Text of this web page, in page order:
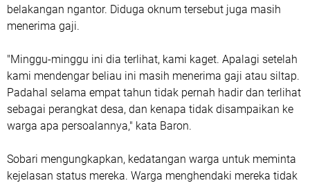
belakangan ngantor. Diduga oknum tersebut juga masih
menerima gaji.
"Minggu-minggu ini dia terlihat, kami kaget. Apalagi setelah
kami mendengar beliau ini masih menerima gaji atau siltap.
Padahal selama empat tahun tidak pernah hadir dan terlihat
sebagai perangkat desa, dan kenapa tidak disampaikan ke
warga apa persoalannya," kata Baron.
Sobari mengungkapkan, kedatangan warga untuk meminta
kejelasan status mereka. Warga menghendaki mereka tidak